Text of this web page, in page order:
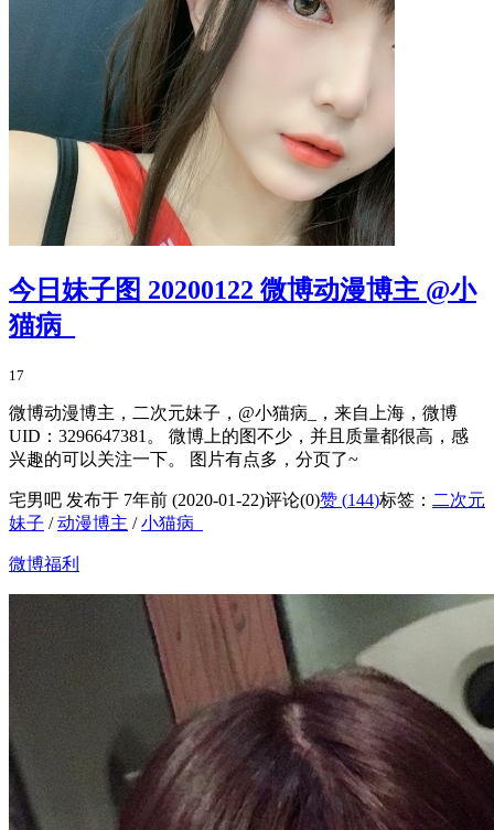
今日妹子图 20200122 微博动漫博主 @小
猫病_
17
微博动漫博主，二次元妹子，@小猫病_，来自上海，微博
UID：3296647381。 微博上的图不少，并且质量都很高，感
兴趣的可以关注一下。 图片有点多，分页了~
宅男吧 发布于 7年前 (2020-01-22)评论(0)赞 (144)标签： 二次元
妹子 /动漫博主 /小猫病_
微博福利